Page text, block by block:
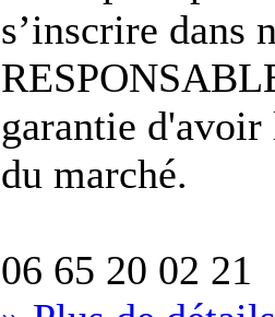
s’inscrire dans
garantie
du marché.
06 65 20 02 21